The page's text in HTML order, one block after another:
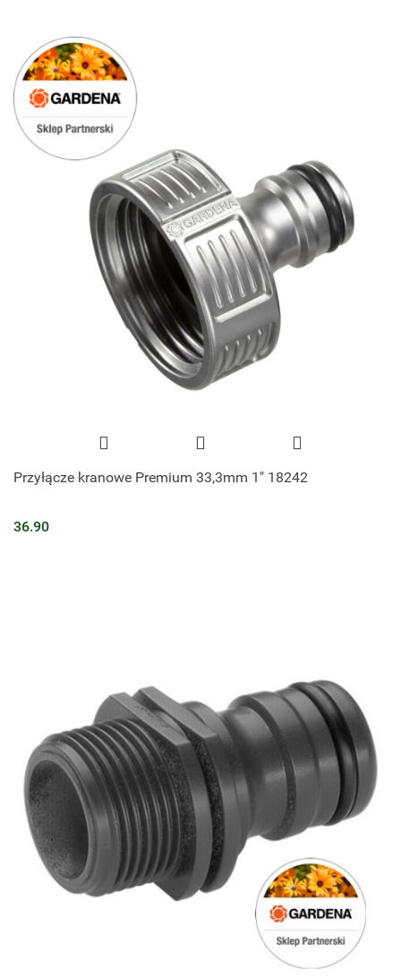
Przyłącze kranowe Premium 33,3mm 1" 18242
36.90